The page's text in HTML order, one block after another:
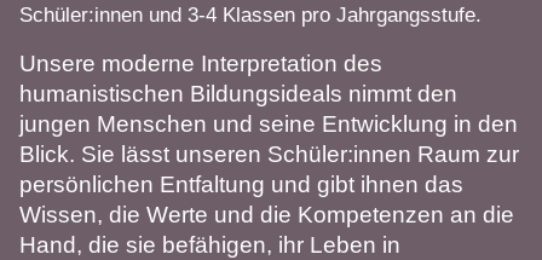
Schüler:innen und 3-4 Klassen pro Jahrgangsstufe.
Unsere moderne Interpretation des
humanistischen Bildungsideals nimmt den
jungen Menschen und seine Entwicklung in den
Blick. Sie lässt unseren Schüler:innen Raum zur
persönlichen Entfaltung und gibt ihnen das
Wissen, die Werte und die Kompetenzen an die
Hand, die sie befähigen, ihr Leben in